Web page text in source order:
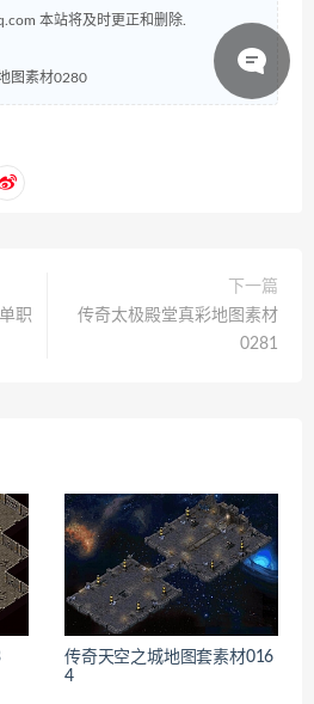
本站将及时更正和删除.
图素材0280
职
下一篇
传奇太极殿堂真彩地图素材
0281
传奇天空之城地图套素材016
4